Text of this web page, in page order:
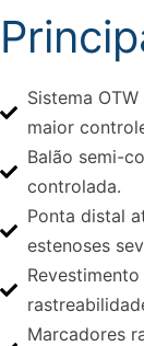
Sistema
maior
Balão semi-
controlada.
Ponta distal
estenoses
Marcadores